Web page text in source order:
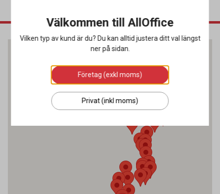
Välkommen till AllOffice
Vilken typ av kund är du? Du kan alltid justera ditt val längst
ner på sidan.
Företag (exkl moms)
Privat (inkl moms)